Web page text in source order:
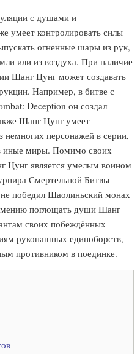
с душами и
умеет контролировать силы
огненные шары из рук,
или из воздуха. При наличие
Шанг Цунг может создавать
Например, в битве с
Deception он создал
Шанг Цунг умеет
немногих персонажей в серии,
иные миры. Помимо своих
Цунг является умелым воином
Смертельной Битвы
не победил Шаолиньский монах
поглощать души Шанг
своих побеждённых
рукопашных единоборств,
противником в поединке.